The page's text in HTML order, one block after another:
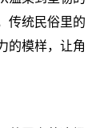
传统民俗里的
的模样，让角